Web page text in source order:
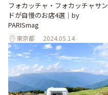
フォカッチャ・フォカッチャサン
ドが自慢のお店4選｜by
PARISmag
東京都 2024.05.14